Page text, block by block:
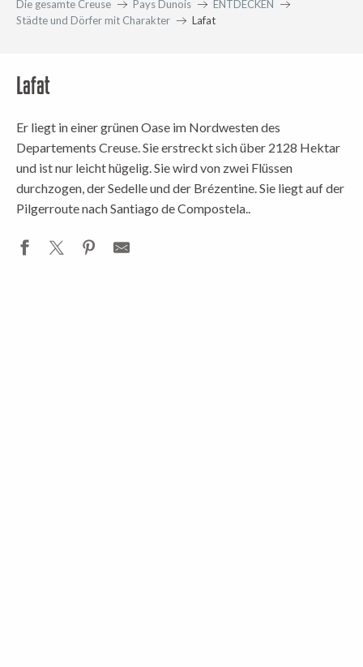
Die gesamte Creuse Pays Dunois
ENTDECKEN
Städte und Dörfer mit Charakter
Lafat
Lafat
Er liegt in einer grünen Oase im Nordwesten des
Departements Creuse. Sie erstreckt sich über 2128 Hektar
und ist nur leicht hügelig. Sie wird von zwei Flüssen
durchzogen, der Sedelle und der Brézentine. Sie liegt auf der
Pilgerroute nach Santiago de Compostela..